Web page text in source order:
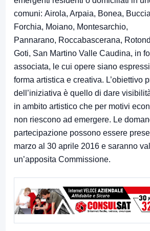
comuni: Airola, Arpaia, Bonea,
Forchia, Moiano, Montesarchio,
Pannarano, Roccabascerana,
Goti, San Martino Valle Caudina, in
associata, le cui opere siano
forma artistica e creativa. L’obiettivo
dell’iniziativa è quello di dare
in ambito artistico che per motivi
non riescono ad emergere. Le
partecipazione possono essere
marzo al 30 aprile 2016 e saranno
un’apposita Commissione.